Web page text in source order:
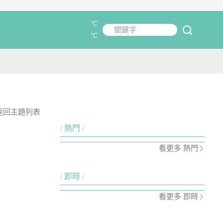
關鍵字
°C
°C
回主題列表
熱門
看更多 熱門
即時
看更多 即時